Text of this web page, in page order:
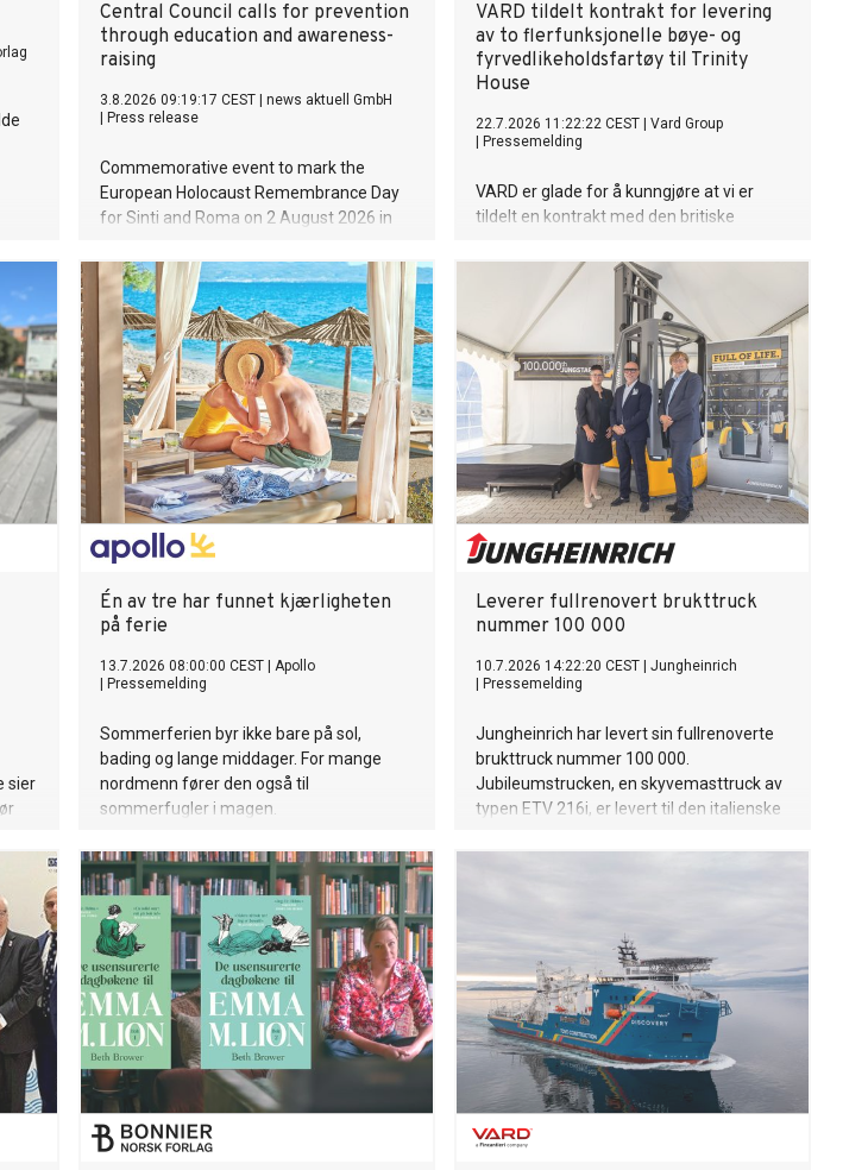
Central Council calls for prevention
through education and awareness-
raising
3.8.2026 09:19:17 CEST
news aktuell GmbH
Press release
Commemorative event to mark the
European Holocaust Remembrance Day
for Sinti and Roma on 2 August 2026 in
VARD tildelt kontrakt for levering
av to flerfunksjonelle bøye- og
fyrvedlikeholdsfartøy til Trinity
House
22.7.2026 11:22:22 CEST
Vard Group
Pressemelding
VARD er glade for å kunngjøre at vi er
tildelt en kontrakt med den britiske
velferd, Trinity House, på to
flerfunksjonelle bøye- og
fyrvedlikeholdsfartøy. Dette er de to
første fartøyene av denne typen VARD
har signert kontrakt på. Kontraktsverdien
overstiger 220 millioner euro.
sier
Én av tre har funnet kjærligheten
på ferie
13.7.2026 08:00:00 CEST
Apollo
Pressemelding
Sommerferien byr ikke bare på sol,
bading og lange middager. For mange
nordmenn fører den også til
sommerfugler i magen.
Leverer fullrenovert brukttruck
nummer 100 000
10.7.2026 14:22:20 CEST
Jungheinrich
Pressemelding
Jungheinrich har levert sin fullrenoverte
brukttruck nummer 100 000.
Jubileumstrucken, en skyvemasttruck av
typen ETV 216i, er levert til den italienske